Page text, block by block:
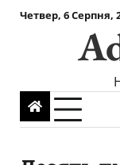
Skip
Четвер, 6 Серпня,